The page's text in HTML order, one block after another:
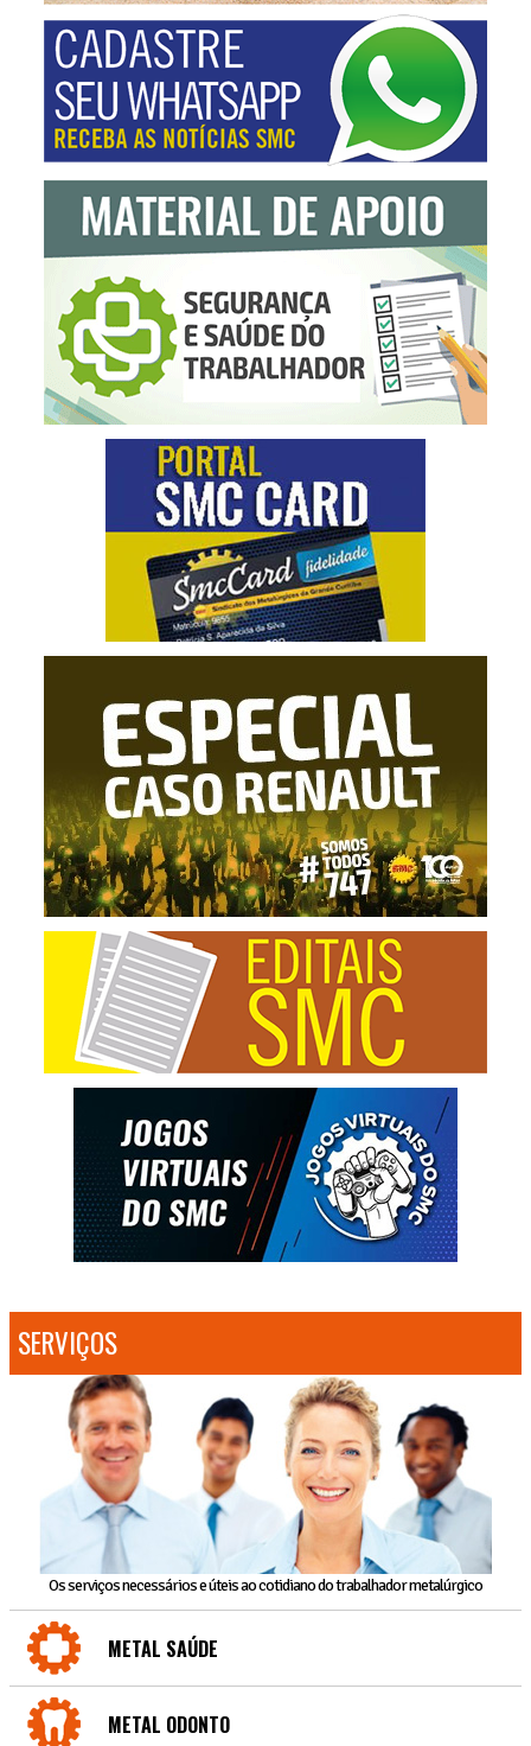
SERVIÇOS
Os serviços necessários e úteis ao cotidiano do trabalhador metalúrgico
METAL SAÚDE
METAL ODONTO